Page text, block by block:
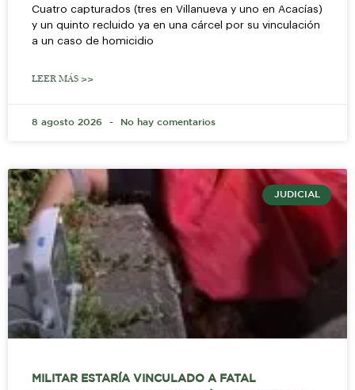
Cuatro capturados (tres en Villanueva y uno en Acacías)
y un quinto recluido ya en una cárcel por su vinculación
a un caso de homicidio
LEER MÁS >>
8 agosto 2026 No hay comentarios
JUDICIAL
MILITAR ESTARÍA VINCULADO A FATAL